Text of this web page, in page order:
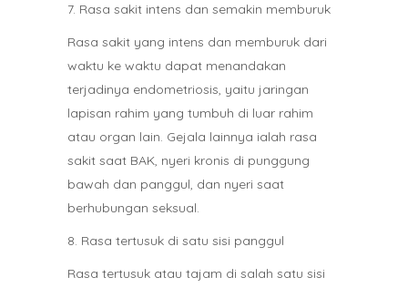
7. Rasa sakit intens dan semakin memburuk
Rasa sakit yang intens dan memburuk dari
waktu ke waktu dapat menandakan
terjadinya endometriosis, yaitu jaringan
lapisan rahim yang tumbuh di luar rahim
atau organ lain. Gejala lainnya ialah rasa
sakit saat BAK, nyeri kronis di punggung
bawah dan panggul, dan nyeri saat
berhubungan seksual.
8. Rasa tertusuk di satu sisi panggul
Rasa tertusuk atau tajam di salah satu sisi